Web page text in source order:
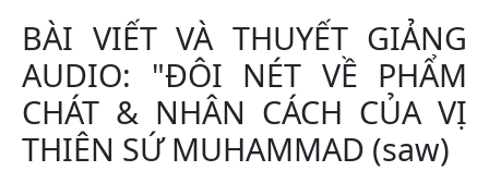
BÀI VIẾT VÀ THUYẾT GIẢNG
AUDIO: "ĐÔI NÉT VỀ PHẨM
CHÁT & NHÂN CÁCH CỦA VỊ
THIÊN SỨ MUHAMMAD (saw)